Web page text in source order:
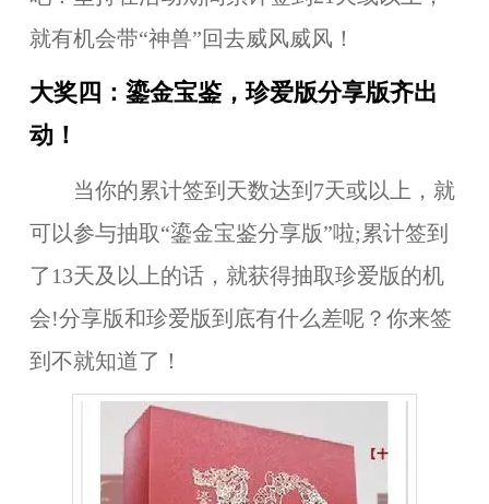
就有机会带“神兽”回去威风威风！
大奖四：鎏金宝鉴，珍爱版分享版齐出
动！
当你的累计签到天数达到 7天或以上，就
可以参与抽取“鎏金宝鉴分享版”啦;累计签到
了 13天及以上的话，就获得抽取珍爱版的机
会!分享版和珍爱版到底有什么差呢？你来签
到不就知道了！